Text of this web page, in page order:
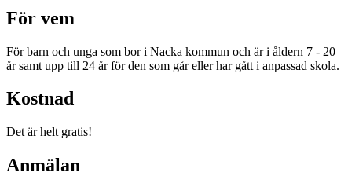
För vem
För barn och unga som bor i Nacka kommun och är i åldern 7 - 20
år samt upp till 24 år för den som går eller har gått i anpassad skola.
Kostnad
Det är helt gratis!
Anmälan